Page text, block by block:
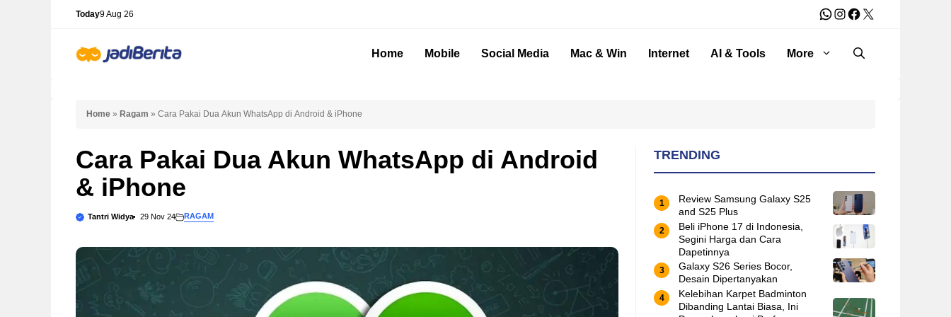
Today9 Aug 26 WhatsApp
Instagram
Facebook
X
Home Mobile Social Media Mac & Win Internet AI & Tools More
Home » Ragam » Cara Pakai Dua Akun WhatsApp di Android & iPhone
Cara Pakai Dua Akun WhatsApp di Android
& iPhone
Tantri Widya 29 Nov 24 RAGAM
TRENDING
Review Samsung Galaxy S25
and S25 Plus
Beli iPhone 17 di Indonesia,
Segini Harga dan Cara
Dapetinnya
Galaxy S26 Series Bocor,
Desain Dipertanyakan
Kelebihan Karpet Badminton
Dibanding Lantai Biasa, Ini